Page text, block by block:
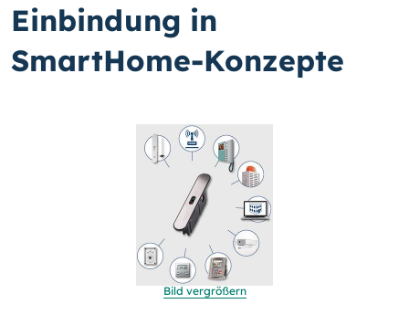
Einbindung in
SmartHome-Konzepte
Bild vergrößern